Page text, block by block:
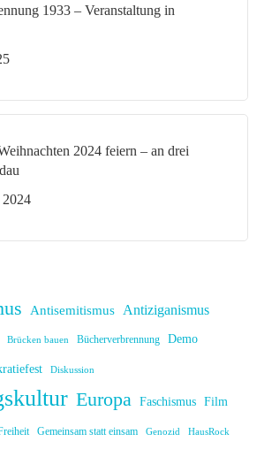
1933 – Veranstaltung in
2024 feiern – an drei
2024
Antisemitismus Antiziganismus
Brücken bauen Bücherverbrennung Demo
Diskussion
Europa Faschismus Film
Gemeinsam statt einsam Genozid HausRock